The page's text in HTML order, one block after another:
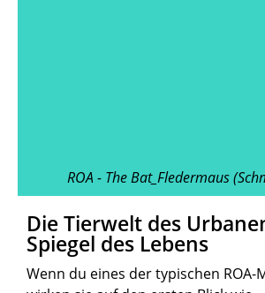
ROA - The Bat_Fledermaus
Die Tierwelt des
Spiegel des Lebens
Wenn du eines der typischen ROA-